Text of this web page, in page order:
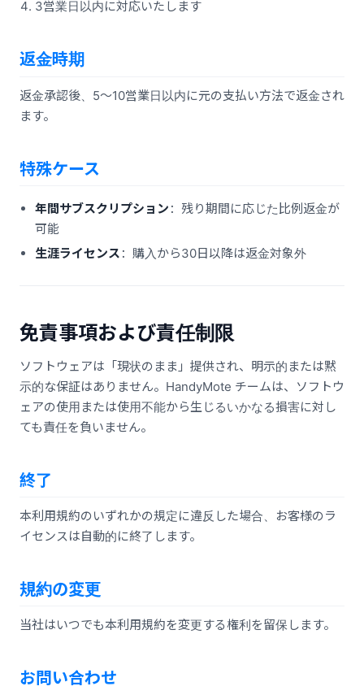
3営業日以内に対応いたします
返金時期
返金承認後、5〜10営業日以内に元の支払い方法で返金され
ます。
特殊ケース
年間サブスクリプション ：残り期間に応じた比例返金が
可能
生涯ライセンス ：購入から30日以降は返金対象外
免責事項および責任制限
ソフトウェアは「現状のまま」提供され、明示的または黙
示的な保証はありません。HandyMote チームは、ソフトウ
ェアの使用または使用不能から生じるいかなる損害に対し
ても責任を負いません。
終了
本利用規約のいずれかの規定に違反した場合、お客様のラ
イセンスは自動的に終了します。
規約の変更
当社はいつでも本利用規約を変更する権利を留保します。
お問い合わせ